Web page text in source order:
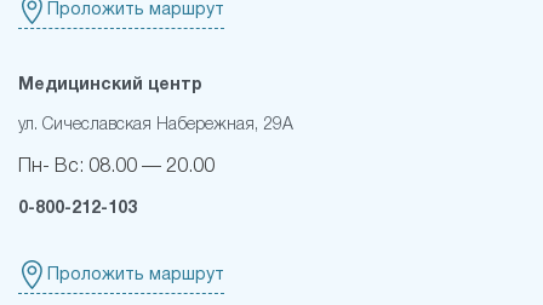
Проложить маршрут
Медицинский центр
ул. Сичеславская Набережная, 29А
Пн- Вс: 08.00 — 20.00
0-800-212-103
Проложить маршрут